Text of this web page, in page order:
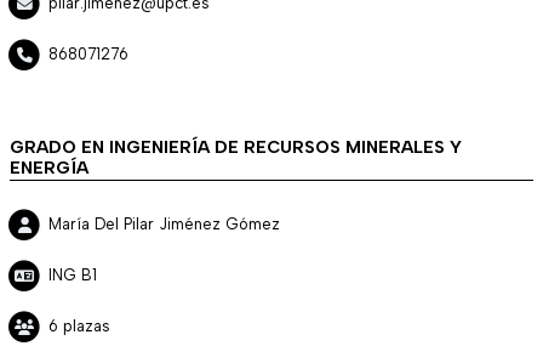
868071276
GRADO EN INGENIERÍA DE RECURSOS MINERALES Y
ENERGÍA
María Del Pilar Jiménez Gómez
ING B1
6 plazas